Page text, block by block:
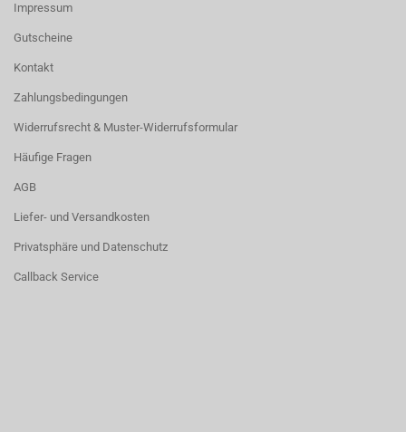
Impressum
Gutscheine
Kontakt
Zahlungsbedingungen
Widerrufsrecht & Muster-Widerrufsformular
Häufige Fragen
AGB
Liefer- und Versandkosten
Privatsphäre und Datenschutz
Callback Service